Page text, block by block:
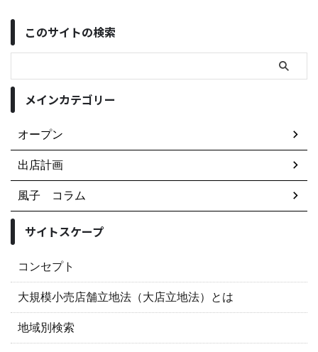
このサイトの検索
メインカテゴリー
オープン
出店計画
風子 コラム
サイトスケープ
コンセプト
大規模小売店舗立地法（大店立地法）とは
地域別検索